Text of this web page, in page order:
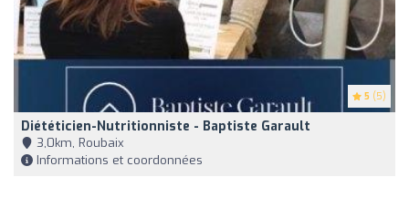
5 (5)
Diététicien-Nutritionniste - Baptiste Garault
3,0km, Roubaix
Informations et coordonnées